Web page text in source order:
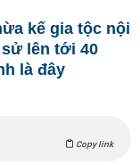
kế gia tộc nội
lên tới 40
là đây
Copy link